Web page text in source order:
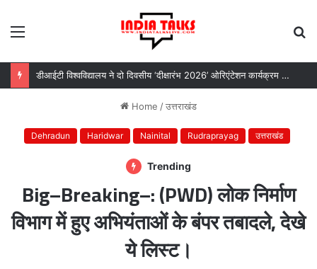
डीआईटी विश्वविद्यालय ने दो दिवसीय ‘दीक्षारंभ 2026’ ओरिएंटेशन कार्यक्रम का किया आयोजन
Home /उत्तराखंड
Dehradun Haridwar Nainital Rudraprayag उत्तराखंड
Trending
Big–Breaking–: (PWD) लोक निर्माण
विभाग में हुए अभियंताओं के बंपर तबादले, देखे
ये लिस्ट।